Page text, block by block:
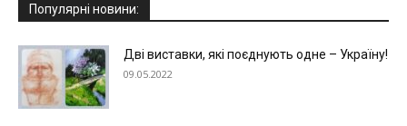
Популярні новини:
Дві виставки, які поєднують одне – Україну!
09.05.2022